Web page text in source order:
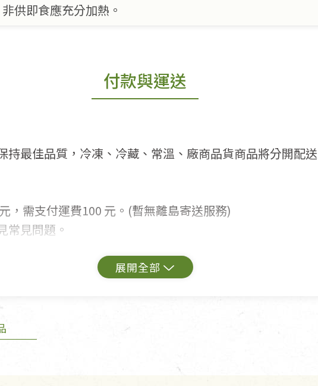
供即食應充分加熱。
付款與運送
持最佳品質，冷凍、冷藏、常溫、廠商品貨商品將分開配
，需支付運費100 元。(暫無離島寄送服務)
常見問題。
出貨為準。
換新品。
七天鑑賞期商品」情形者，除商品瑕疵以外，恕不接受退